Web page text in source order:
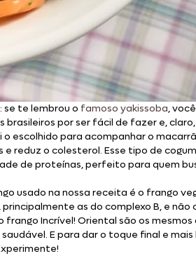
se te lembrou o famoso yakissoba,
por ser fácil de fazer e,
escolhido para acompanhar o
reduz o colesterol. Esse tipo de
de proteínas, perfeito para quem
usado na nossa receita é o frango
as do complexo B, e
Incrível! Oriental são os
E para dar o toque final e